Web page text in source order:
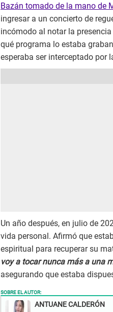
Bazán tomado de la mano de
ingresar a un concierto de
incómodo al notar la
qué programa lo estaba
esperaba ser interceptado por
Un año después, en julio de
vida personal. Afirmó que
espiritual para recuperar su
voy a tocar nunca más a una
asegurando que estaba
SOBRE EL AUTOR:
ANTUANE CALDERÓN